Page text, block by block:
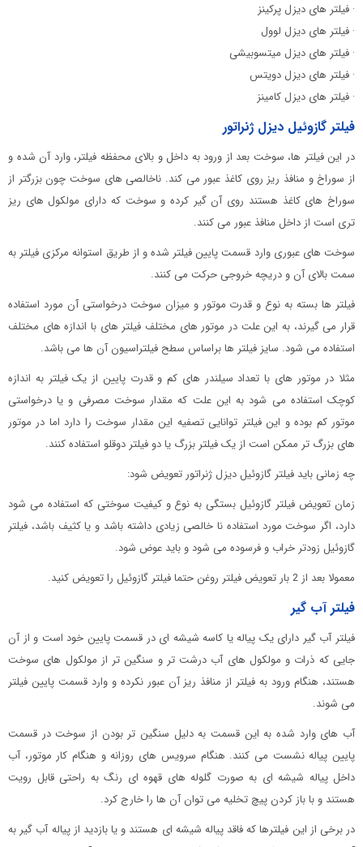
· فیلتر های دیزل پرکینز
· فیلتر های دیزل لوول
· فیلتر های دیزل میتسوبیشی
· فیلتر های دیزل دویتس
· فیلتر های دیزل کامینز
فیلتر گازوئیل دیزل ژنراتور
در این فیلتر ها، سوخت بعد از ورود به داخل و بالای محفظه فیلتر، وارد آن شده و
از سوراخ و منافذ ریز روی کاغذ عبور می کند. ناخالصی های سوخت چون بزرگتر از
سوراخ های کاغذ هستند روی آن گیر کرده و سوخت که دارای مولکول های ریز
تری است از داخل منافذ عبور می کنند.
سوخت های عبوری وارد قسمت پایین فیلتر شده و از طریق استوانه مرکزی فیلتر به
سمت بالای آن و دریچه خروجی حرکت می کنند.
فیلتر ها بسته به نوع و قدرت موتور و میزان سوخت درخواستی آن مورد استفاده
قرار می گیرند، به این علت در موتور های مختلف فیلتر های با اندازه های مختلف
استفاده می شود. سایز فیلتر ها براساس سطح فیلتراسیون آن ها می باشد.
مثلا در موتور های با تعداد سیلندر های کم و قدرت پایین از یک فیلتر به اندازه
کوچک استفاده می شود به این علت که مقدار سوخت مصرفی و یا درخواستی
موتور کم بوده و این فیلتر توانایی تصفیه این مقدار سوخت را دارد اما در موتور
های بزرگ تر ممکن است از یک فیلتر بزرگ یا دو فیلتر دوقلو استفاده کنند.
چه زمانی باید فیلتر گازوئیل دیزل ژنراتور تعویض شود:
زمان تعویض فیلتر گازوئیل بستگی به نوع و کیفیت سوختی که استفاده می شود
دارد، اگر سوخت مورد استفاده نا خالصی زیادی داشته باشد و یا کثیف باشد، فیلتر
گازوئیل زودتر خراب و فرسوده می شود و باید عوض شود.
معمولا بعد از 2 بار تعویض فیلتر روغن حتما فیلتر گازوئیل را تعویض کنید.
فیلتر آب گیر
فیلتر آب گیر دارای یک پیاله یا کاسه شیشه ای در قسمت پایین خود است و از آن
جایی که ذرات و مولکول های آب درشت تر و سنگین تر از مولکول های سوخت
هستند، هنگام ورود به فیلتر از منافذ ریز آن عبور نکرده و وارد قسمت پایین فیلتر
می شوند.
آب های وارد شده به این قسمت به دلیل سنگین تر بودن از سوخت در قسمت
پایین پیاله نشست می کنند. هنگام سرویس های روزانه و هنگام کار موتور، آب
داخل پیاله شیشه ای به صورت گلوله های قهوه ای رنگ به راحتی قابل رویت
هستند و با باز کردن پیچ تخلیه می توان آن ها را خارج کرد.
در برخی از این فیلترها که فاقد پیاله شیشه ای هستند و یا بازدید از پیاله آب گیر به